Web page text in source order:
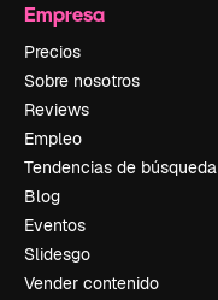
Empresa
Precios
Sobre nosotros
Reviews
Empleo
Tendencias de búsqueda
Blog
Eventos
Slidesgo
Vender contenido